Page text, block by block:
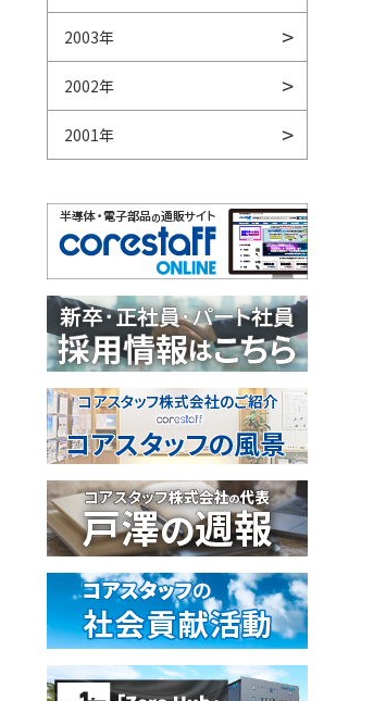
2003年
2002年
2001年